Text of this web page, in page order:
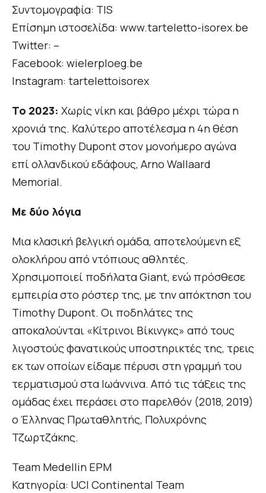
Συντομογραφία: TIS
Επίσημη ιστοσελίδα: www.tarteletto-isorex.be
Twitter: –
Facebook: wielerploeg.be
Instagram: tartelettoisorex
Το 2023: Χωρίς νίκη και βάθρο μέχρι τώρα η
χρονιά της. Καλύτερο αποτέλεσμα η 4η θέση
του Timothy Dupont στον μονοήμερο αγώνα
επί ολλανδικού εδάφους, Arno Wallaard
Memorial.
Με δύο λόγια
Μια κλασική βελγική ομάδα, αποτελούμενη εξ
ολοκλήρου από ντόπιους αθλητές.
Χρησιμοποιεί ποδήλατα Giant, ενώ πρόσθεσε
εμπειρία στο ρόστερ της, με την απόκτηση του
Timothy Dupont. Οι ποδηλάτες της
αποκαλούνται «Κίτρινοι Βίκινγκς» από τους
λιγοστούς φανατικούς υποστηρικτές της, τρεις
εκ των οποίων είδαμε πέρυσι στη γραμμή του
τερματισμού στα Ιωάννινα. Από τις τάξεις της
ομάδας έχει περάσει στο παρελθόν (2018, 2019)
ο Έλληνας Πρωταθλητής, Πολυχρόνης
Τζωρτζάκης.
Team Medellin EPM
Κατηγορία: UCI Continental Team